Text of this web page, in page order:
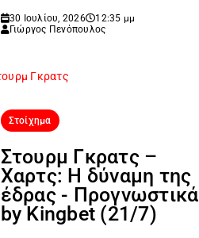
30 Ιουλίου, 2026
12:35 μμ
Γιώργος Πενόπουλος
Στοίχημα
Στουρμ Γκρατς –
Χαρτς: Η δύναμη της
έδρας - Προγνωστικά
by Kingbet (21/7)